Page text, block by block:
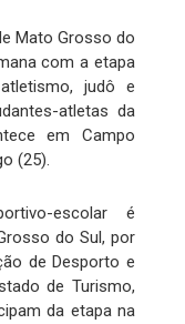
Mato Grosso do
com a etapa
judô e
atletas da
em Campo
(25).
escolar é
do Sul, por
de Desporto e
de Turismo,
da etapa na